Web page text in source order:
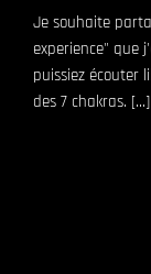
Je souhaite
experience" que
puissiez écouter
des 7 chakras. [...]